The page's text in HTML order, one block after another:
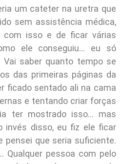
um cateter na uretra que
sem assistência médica,
com isso e de ficar várias
ele conseguiu… eu só
Vai saber quanto tempo se
das primeiras páginas da
ficado sentado ali na cama
e tentando criar forças
ter mostrado isso… mas
invés disso, eu fiz ele ficar
pensei que seria suficiente.
Qualquer pessoa com pelo